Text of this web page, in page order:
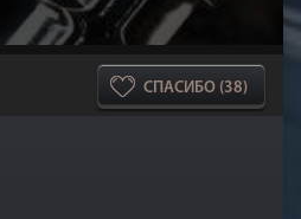
СПАСИБО (38)